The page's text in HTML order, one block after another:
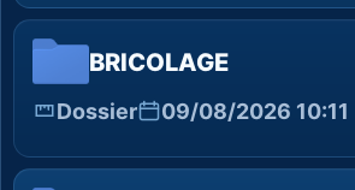
BRICOLAGE
Dossier 09/08/2026 10:11